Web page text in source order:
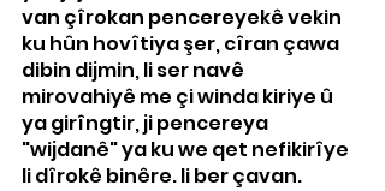
van çîrokan pencereyekê vekin
ku hûn hovîtiya şer, cîran çawa
dibin dijmin, li ser navê
mirovahiyê me çi winda kiriye û
ya girîngtir, ji pencereya
"wijdanê" ya ku we qet nefikirîye
li dîrokê binêre. li ber çavan.